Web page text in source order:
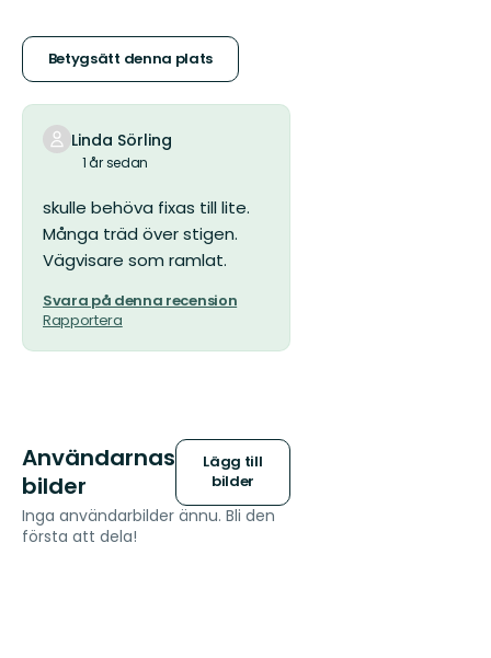
stjärnor
Betygsätt denna plats
Linda Sörling
1 år sedan
skulle behöva fixas till lite.
Många träd över stigen.
Vägvisare som ramlat.
Svara på denna recension
Rapportera
Användarnas
bilder
Lägg till
bilder
Inga användarbilder ännu. Bli den
första att dela!